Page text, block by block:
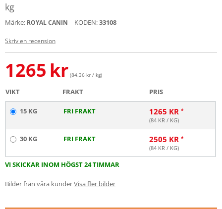
kg
Märke: ROYAL CANIN KODEN:33108
Skriv en recension
1265 kr (84.36 kr / kg)
VIKT FRAKT PRIS
15 KG FRI FRAKT 1265 KR
(84 KR / KG)
30 KG FRI FRAKT 2505 KR
(84 KR / KG)
VI SKICKAR INOM HÖGST 24 TIMMAR
Bilder från våra kunderVisa fler bilder